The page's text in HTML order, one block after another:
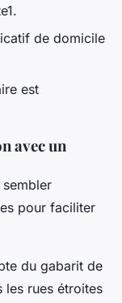
de domicile
est
avec un
pour faciliter
du gabarit de
les rues étroites